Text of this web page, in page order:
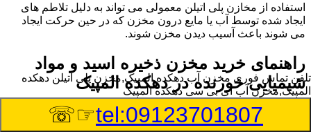
استفاده از مخازن پلی اتیلن معمولی می تواند به دلیل تلاطم های
ایجاد شده توسط آب یا مایع درون مخزن که در حین حرکت ایجاد
می شوند باعث آسیب دیدن مخزن شوند.
راهنمای خرید مخزن ذخیره اسید و مواد
شیمیایی خورنده در دهکده المپیک
مخزن ذخیره اسید و مواد شیمیایی باید به گونه ای تولید شوند که
بتوانند در برابر چگالی نسبتا بالا و خورندگی انواع اسیدها مقاومت
تلفن تماس فوری مخزن آب دهکده المپیک,مخزن پلی اتیلن دهکده
المپیک,مخزن آب ای بی سی دهکده المپیک
tel:09123701807
☞☏